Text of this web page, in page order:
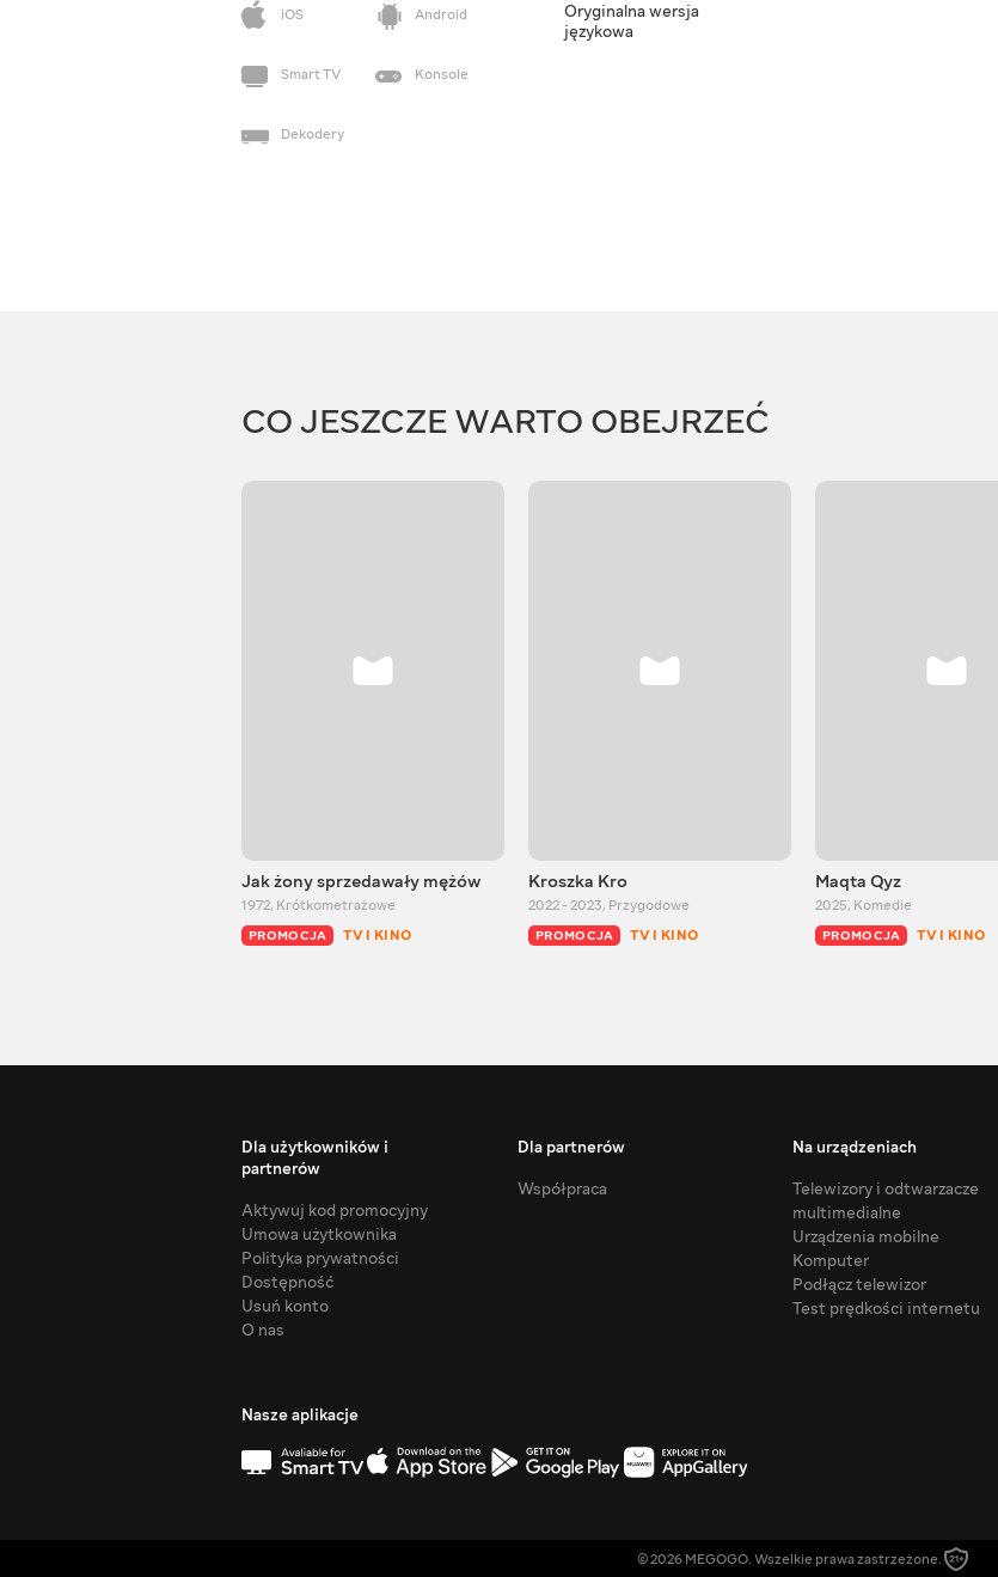
iOS
Android
Smart TV Konsole
Dekodery
Oryginalna wersja
językowa
CO JESZCZE WARTO OBEJRZEĆ
Jak żony sprzedawały mężów
1972, Krótkometrażowe
PROMOCJA TV I KINO
Kroszka Kro
2022 - 2023, Przygodowe
PROMOCJA TV I KINO
Maqta Qyz
2025, Komedie
PROMOCJA TV I KINO
Dla użytkowników i
partnerów
Aktywuj kod promocyjny
Umowa użytkownika
Polityka prywatności
Dostępność
Usuń konto
O nas
Dla partnerów
Współpraca
Na urządzeniach
Telewizory i odtwarzacze
multimedialne
Urządzenia mobilne
Komputer
Podłącz telewizor
Test prędkości internetu
Nasze aplikacje
© 2026 MEGOGO. Wszelkie prawa zastrzeżone.